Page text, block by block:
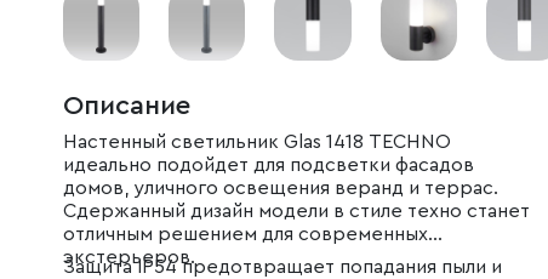
Описание
Настенный светильник Glas 1418 TECHNO
идеально подойдет для подсветки фасадов
домов, уличного освещения веранд и террас.
Сдержанный дизайн модели в стиле техно станет
отличным решением для современных
экстерьеров.
Защита IP54 предотвращает попадания пыли и